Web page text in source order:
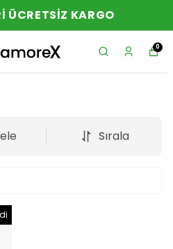
ÜCRETSIZ KARGO
0
Sırala